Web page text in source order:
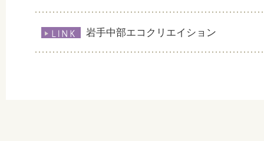
岩手中部エコクリエイション